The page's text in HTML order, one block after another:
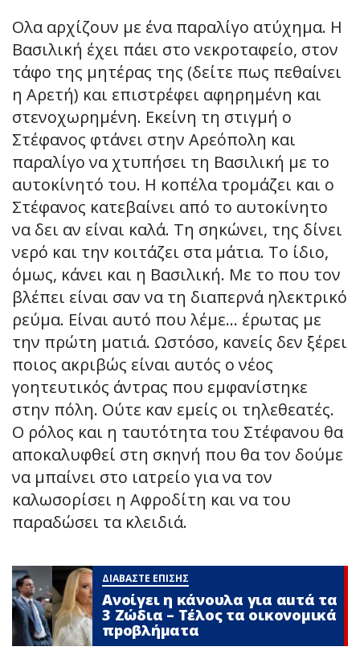
Ολα αρχίζουν με ένα παραλίγο ατύχημα. Η
Βασιλική έχει πάει στο νεκροταφείο, στον
τάφο της μητέρας της (δείτε πως πεθαίνει
η Αρετή) και επιστρέφει αφηρημένη και
στενοχωρημένη. Εκείνη τη στιγμή ο
Στέφανος φτάνει στην Αρεόπολη και
παραλίγο να χτυπήσει τη Βασιλική με το
αυτοκίνητό του. Η κοπέλα τρομάζει και ο
Στέφανος κατεβαίνει από το αυτοκίνητο
να δει αν είναι καλά. Τη σηκώνει, της δίνει
νερό και την κοιτάζει στα μάτια. Το ίδιο,
όμως, κάνει και η Βασιλική. Με το που τον
βλέπει είναι σαν να τη διαπερνά ηλεκτρικό
ρεύμα. Είναι αυτό που λέμε… έρωτας με
την πρώτη ματιά. Ωστόσο, κανείς δεν ξέρει
ποιος ακριβώς είναι αυτός ο νέος
γοητευτικός άντρας που εμφανίστηκε
στην πόλη. Ούτε καν εμείς οι τηλεθεατές.
Ο ρόλος και η ταυτότητα του Στέφανου θα
αποκαλυφθεί στη σκηνή που θα τον δούμε
να μπαίνει στο ιατρείο για να τον
καλωσορίσει η Αφροδίτη και να του
παραδώσει τα κλειδιά.
ΔΙΑΒΑΣΤΕ ΕΠΙΣΗΣ
Ανοίγει η κάνουλα για αuτά τα
3 Zώδια – Τέλος τα οικονομικά
πpοβλήματα